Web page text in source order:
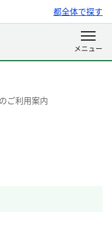
都全体で探す
ご利用案内